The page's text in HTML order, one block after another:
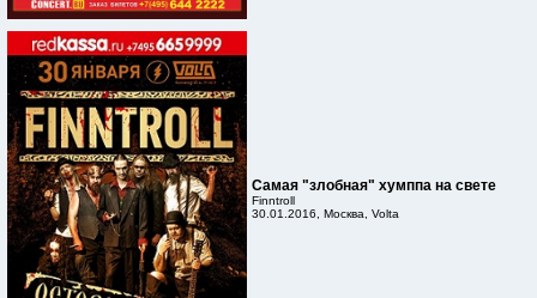
Самая "злобная" хумппа на свете
Finntroll
30.01.2016, Москва, Volta